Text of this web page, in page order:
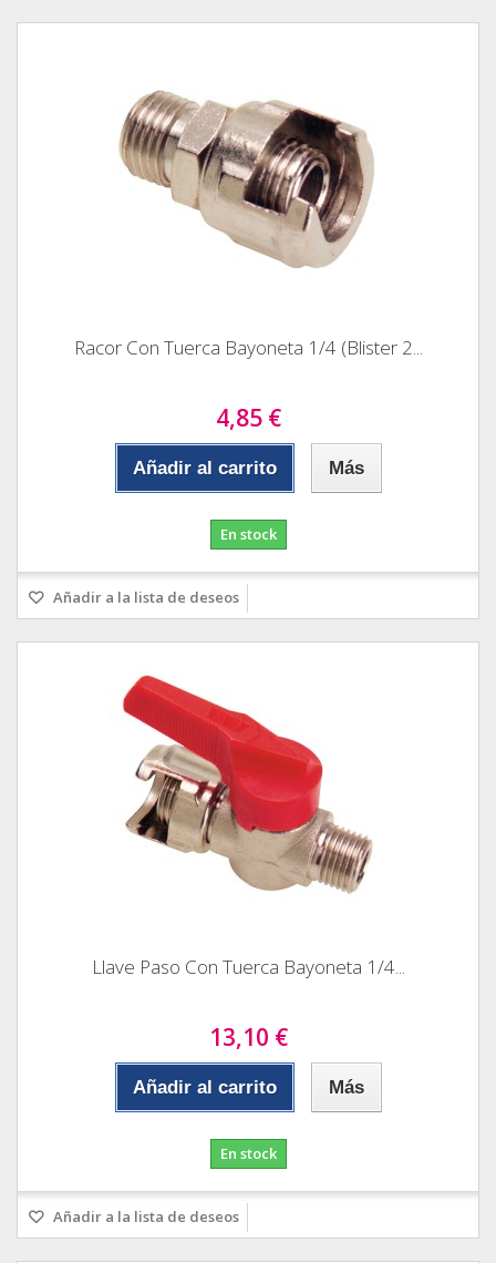
Racor Con Tuerca Bayoneta 1/4 (Blister 2...
4,85 €
Añadir al carrito Más
En stock
Añadir a la lista de deseos
Llave Paso Con Tuerca Bayoneta 1/4...
13,10 €
Añadir al carrito Más
En stock
Añadir a la lista de deseos